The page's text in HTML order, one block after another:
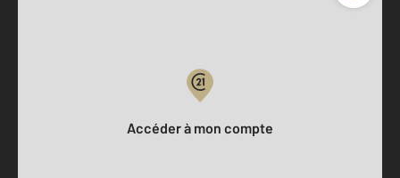
Accéder à mon compte